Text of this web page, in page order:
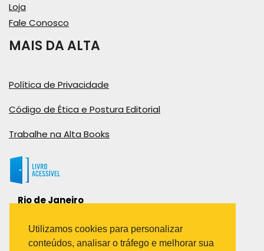
Loja
Fale Conosco
MAIS DA ALTA
Política de Privacidade
Código de Ética e Postura Editorial
Trabalhe na Alta Books
Rio de Janeiro
Bairro Industrial do Jacaré
Rio de Janeiro – RJ – CEP: 20970-031
Utilizamos cookies para personalizar
conteúdos, analisar o tráfego e melhorar sua